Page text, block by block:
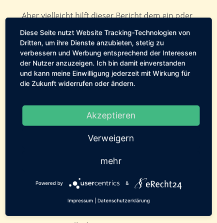
Aber vielleicht hilft dieser Bericht dem ein oder
anderen Hundebesitzer, der mit ähnlichen
Symptomen und keiner Lösung konfrontiert
wird und vielleicht rettet dieser Bericht
irgendwann einem anderen Hund das Leben.
Es wäre zu wünschen, ebenso wie die
seitens der Wissenschaft.
Vorheriger Beitrag: 25.10.2014
Geschrieben von: Tierservice
Fehmarn
Diese Seite nutzt Website Tracking-Technologien von
Dritten, um ihre Dienste anzubieten, stetig zu
verbessern und Werbung entsprechend der Interessen
der Nutzer anzuzeigen. Ich bin damit einverstanden
und kann meine Einwilligung jederzeit mit Wirkung für
die Zukunft widerrufen oder ändern.
Akzeptieren
Verweigern
mehr
Powered by &
Impressum Datenschutzerklärung